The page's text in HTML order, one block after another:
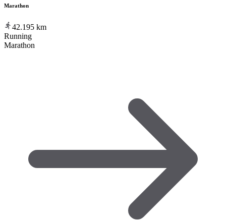
Marathon
42.195 km
Running
Marathon